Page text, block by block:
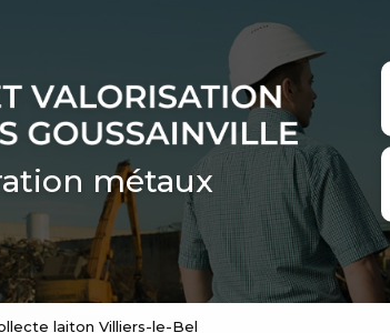
métaux
laiton Villiers-le-Bel